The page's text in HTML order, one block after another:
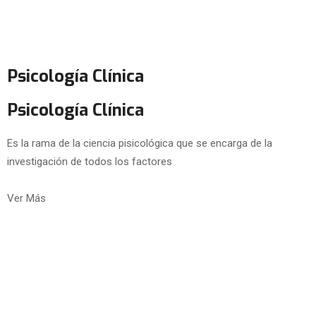
Psicología Clínica
Psicología Clínica
Es la rama de la ciencia pisicológica que se encarga de la
investigación de todos los factores
Ver Más